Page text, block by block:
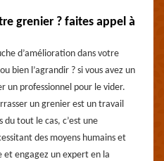
grenier ? faites appel à
d’amélioration dans votre
bien l’agrandir ? si vous avez un
un professionnel pour le vider.
un grenier est un travail
du tout le cas, c’est une
des moyens humains et
et engagez un expert en la